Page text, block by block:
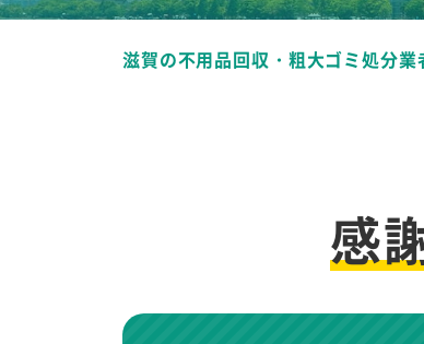
滋賀の不用品回収・粗大ゴミ処分業
感